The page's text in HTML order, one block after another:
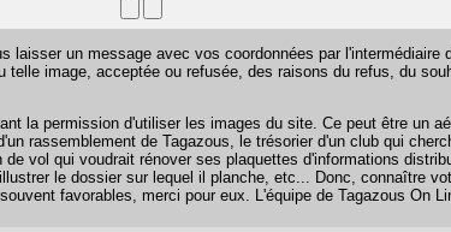
laisser un message avec vos coordonnées par l'intermédiaire
image, acceptée ou refusée, des raisons du refus, du
la permission d'utiliser les images du site. Ce peut être un
rassemblement de Tagazous, le trésorier d'un club qui
vol qui voudrait rénover ses plaquettes d'informations
le dossier sur lequel il planche, etc... Donc, connaître
favorables, merci pour eux. L'équipe de Tagazous On